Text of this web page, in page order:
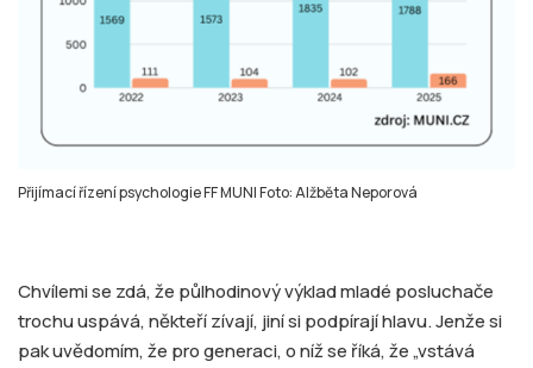
Přijímací řízení psychologie FF MUNI Foto: Alžběta Neporová
Chvílemi se zdá, že půlhodinový výklad mladé posluchače
trochu uspává, někteří zívají, jiní si podpírají hlavu. Jenže si
pak uvědomím, že pro generaci, o níž se říká, že „vstává